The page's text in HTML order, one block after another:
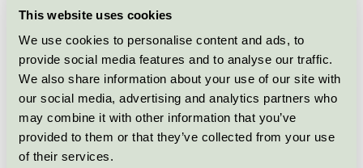
This website uses cookies
We use cookies to personalise content and ads, to
provide social media features and to analyse our traffic.
We also share information about your use of our site with
our social media, advertising and analytics partners who
may combine it with other information that you’ve
provided to them or that they’ve collected from your use
of their services.
den senaste konferenstekniken för olika typer av
möten och konferenser. Våra hotellrum ligger i etage
med panoramautsikt över skogen. Här finns 98 rum
och 146 bäddar med delbara sängar. Köket i
Restaurang Skog arbetar aktivt med säsongen råvaror
och har ett ekologiskt fokus när de planerar
spännande rätter med naturen som inspiration.